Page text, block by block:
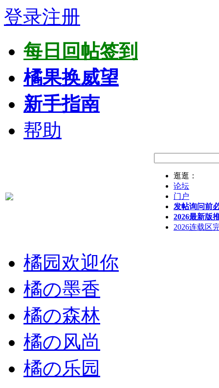
登录注册
每日回帖签到
橘果换威望
新手指南
帮助
逛逛：
论坛
门户
发帖询问前
2026最新版
2026连载区
橘园欢迎你
橘の墨香
橘の森林
橘の风尚
橘の乐园